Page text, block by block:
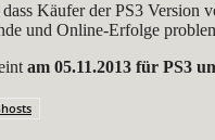
Käufer der PS3 Version
und Online-Erfolge
am 05.11.2013 für PS3